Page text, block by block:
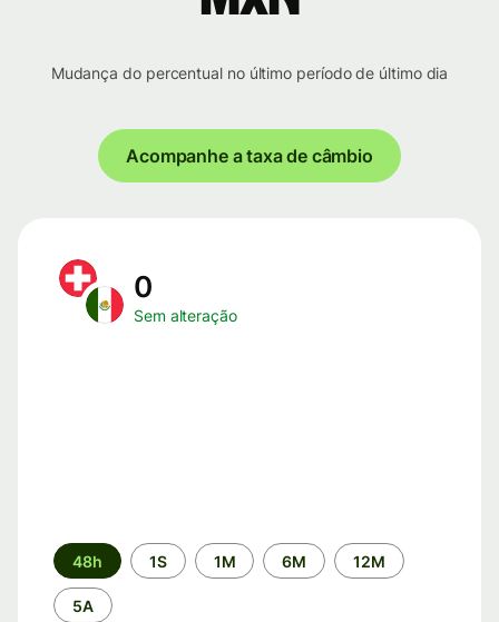
Mudança do percentual no último período de último dia
Acompanhe a taxa de câmbio
0
Sem alteração
Período
de
tempo
48h 1S 1M 6M 12M
5A